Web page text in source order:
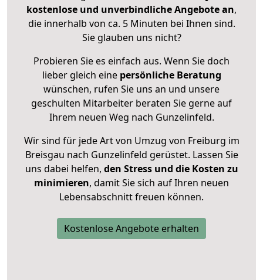
kostenlose und unverbindliche Angebote an,
die innerhalb von ca. 5 Minuten bei Ihnen sind.
Sie glauben uns nicht?
Probieren Sie es einfach aus. Wenn Sie doch
lieber gleich eine persönliche Beratung
wünschen, rufen Sie uns an und unsere
geschulten Mitarbeiter beraten Sie gerne auf
Ihrem neuen Weg nach Gunzelinfeld.
Wir sind für jede Art von Umzug von Freiburg im
Breisgau nach Gunzelinfeld gerüstet. Lassen Sie
uns dabei helfen, den Stress und die Kosten zu
minimieren, damit Sie sich auf Ihren neuen
Lebensabschnitt freuen können.
Kostenlose Angebote erhalten